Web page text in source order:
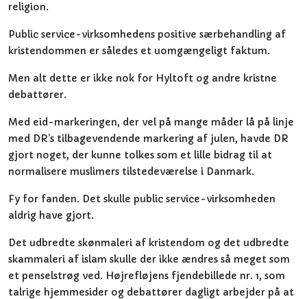
religion.
Public service-virksomhedens positive særbehandling af
kristendommen er således et uomgængeligt faktum.
Men alt dette er ikke nok for Hyltoft og andre kristne
debattører.
Med eid-markeringen, der vel på mange måder lå på linje
med DR’s tilbagevendende markering af julen, havde DR
gjort noget, der kunne tolkes som et lille bidrag til at
normalisere muslimers tilstedeværelse i Danmark.
Fy for fanden. Det skulle public service-virksomheden
aldrig have gjort.
Det udbredte skønmaleri af kristendom og det udbredte
skammaleri af islam skulle der ikke ændres så meget som
et penselstrøg ved. Højrefløjens fjendebillede nr. 1, som
talrige hjemmesider og debattører dagligt arbejder på at